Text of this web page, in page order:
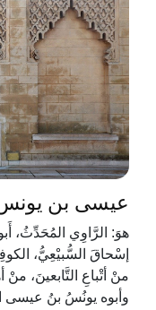
عيسى بن يونس
هوَ: الرَّاوِي المُحَدِّثُ،
إسْحاقَ السُّبيْعِيُّ،
منْ أتْباعِ التَّابعينَ،
وأبوه يونُسُ بنُ عيسى